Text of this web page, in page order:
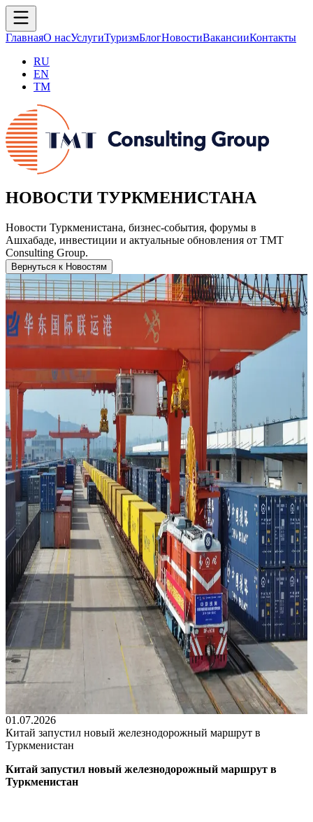
ГлавнаяО насУслугиТуризмБлогНовостиВакансииКонтакты
RU
EN
TM
НОВОСТИ ТУРКМЕНИСТАНА
Новости Туркменистана, бизнес-события, форумы в
Ашхабаде, инвестиции и актуальные обновления от TMT
Consulting Group.
Вернуться к Новостям
01.07.2026
Китай запустил новый железнодорожный маршрут в
Туркменистан
Китай запустил новый железнодорожный маршрут в
Туркменистан